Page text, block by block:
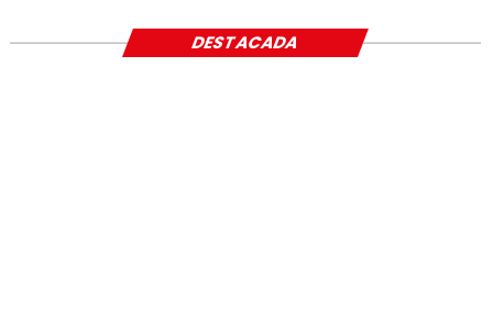
DESTACADA